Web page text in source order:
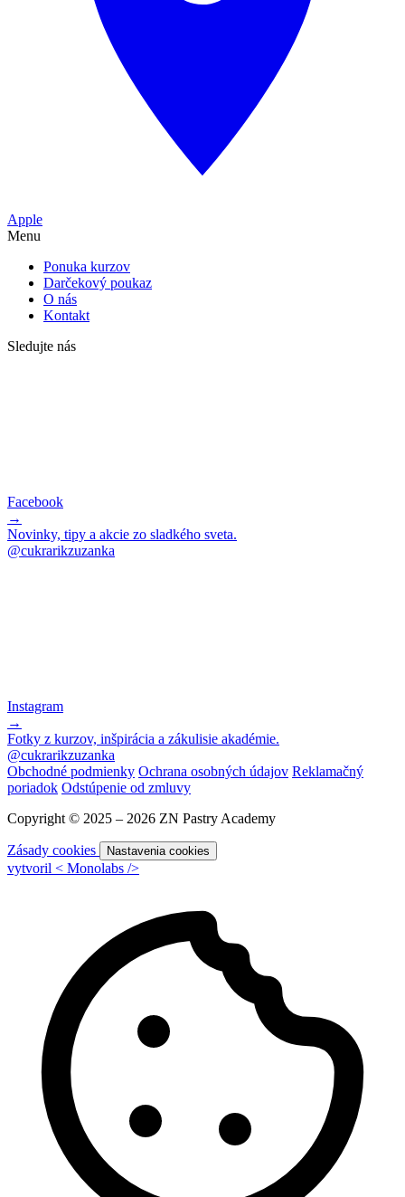
Apple
Menu
Ponuka kurzov
Darčekový poukaz
O nás
Kontakt
Sledujte nás
Facebook
→
Novinky, tipy a akcie zo sladkého sveta.
@cukrarikzuzanka
Instagram
→
Fotky z kurzov, inšpirácia a zákulisie akadémie.
@cukrarikzuzanka
Obchodné podmienky Ochrana osobných údajov Reklamačný
poriadok Odstúpenie od zmluvy
Copyright © 2025 – 2026 ZN Pastry Academy
Zásady cookies Nastavenia cookies
vytvoril < Monolabs />